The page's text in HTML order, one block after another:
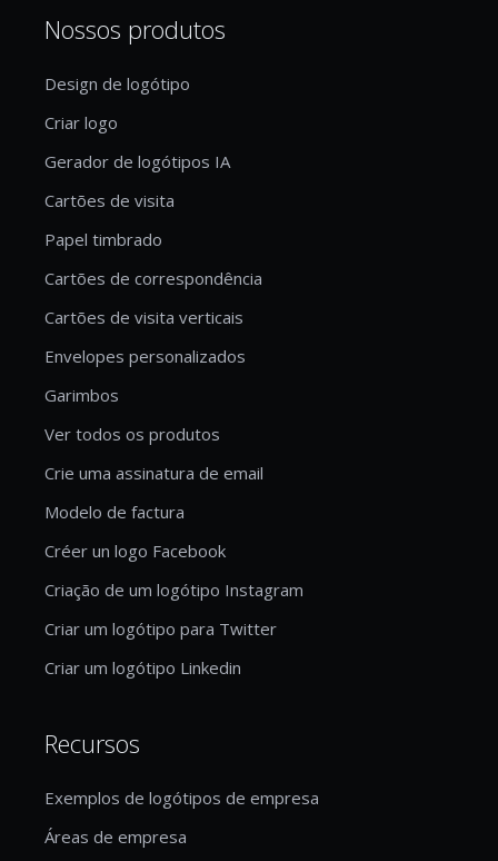
Nossos produtos
Design de logótipo
Criar logo
Gerador de logótipos IA
Cartões de visita
Papel timbrado
Cartões de correspondência
Cartões de visita verticais
Envelopes personalizados
Garimbos
Ver todos os produtos
Crie uma assinatura de email
Modelo de factura
Créer un logo Facebook
Criação de um logótipo Instagram
Criar um logótipo para Twitter
Criar um logótipo Linkedin
Recursos
Exemplos de logótipos de empresa
Áreas de empresa